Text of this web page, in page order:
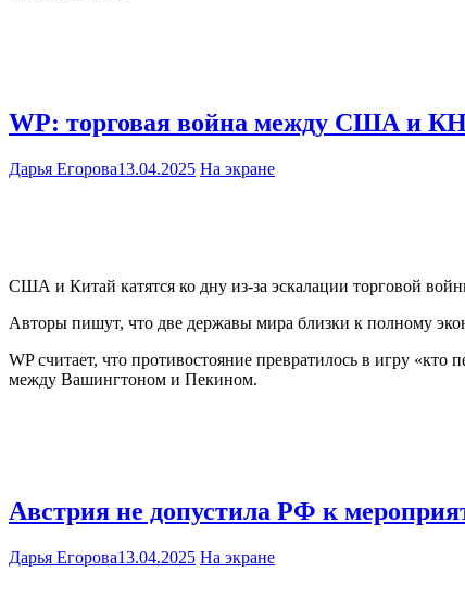
WP: торговая война между США и
Дарья Егорова13.04.2025 На экране
США и Китай катятся ко дну из-за эскалации торговой
Авторы пишут, что две державы мира близки к полному
WP считает, что противостояние превратилось в игру
между Вашингтоном и Пекином.
Австрия не допустила РФ к
Дарья Егорова13.04.2025 На экране